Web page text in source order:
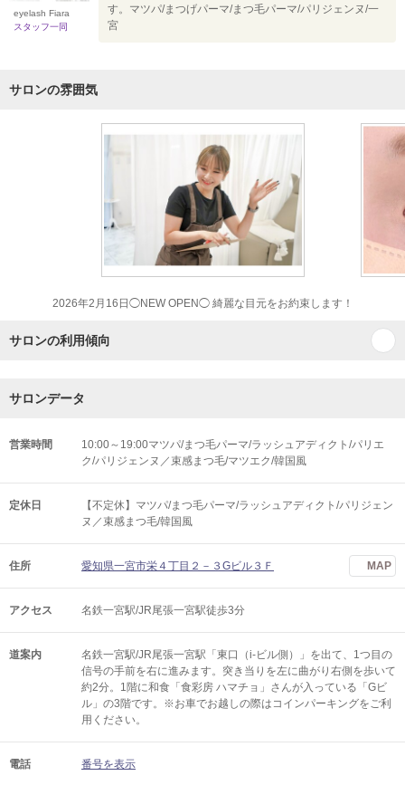
eyelash Fiara
スタッフ一同
す。マツパ/まつげパーマ/まつ毛パーマ/パリジェンヌ/一
宮
サロンの雰囲気
2026年2月16日◯NEW OPEN◯ 綺麗な目元をお約束します！
サロンの利用傾向
サロンデータ
営業時間
10:00～19:00マツパ/まつ毛パーマ/ラッシュアディクト/パリエ
ク/パリジェンヌ／束感まつ毛/マツエク/韓国風
定休日
【不定休】マツパ/まつ毛パーマ/ラッシュアディクト/パリジェン
ヌ／束感まつ毛/韓国風
住所 愛知県一宮市栄４丁目２－３Gビル３Ｆ MAP
アクセス 名鉄一宮駅/JR尾張一宮駅徒歩3分
道案内
名鉄一宮駅/JR尾張一宮駅「東口（i-ビル側）」を出て、1つ目の
信号の手前を右に進みます。突き当りを左に曲がり右側を歩いて
約2分。1階に和食「食彩房 ハマチョ」さんが入っている「Gビ
ル」の3階です。※お車でお越しの際はコインパーキングをご利
用ください。
電話 番号を表示